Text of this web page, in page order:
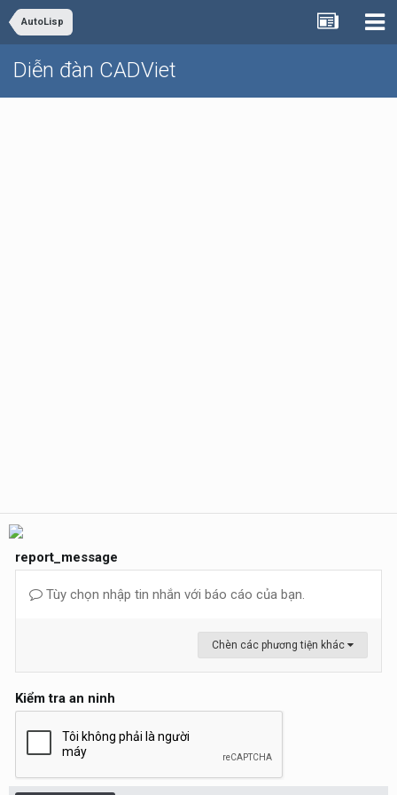
AutoLisp
Diễn đàn CADViet
report_message
Tùy chọn nhập tin nhắn với báo cáo của bạn.
Chèn các phương tiện khác
Kiểm tra an ninh